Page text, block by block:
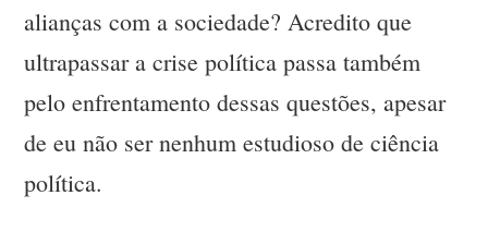
alianças com a sociedade? Acredito que
ultrapassar a crise política passa também
pelo enfrentamento dessas questões, apesar
de eu não ser nenhum estudioso de ciência
política.